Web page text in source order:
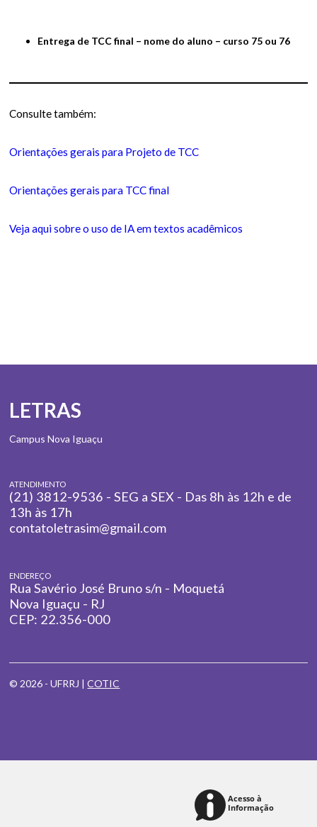
Entrega de TCC final – nome do aluno – curso 75 ou 76
Consulte também:
Orientações gerais para Projeto de TCC
Orientações gerais para TCC final
Veja aqui sobre o uso de IA em textos acadêmicos
LETRAS
Campus Nova Iguaçu
ATENDIMENTO
(21) 3812-9536 - SEG a SEX - Das 8h às 12h e de
13h às 17h
contatoletrasim@gmail.com
ENDEREÇO
Rua Savério José Bruno s/n - Moquetá
Nova Iguaçu - RJ
CEP: 22.356-000
© 2026 - UFRRJ |COTIC